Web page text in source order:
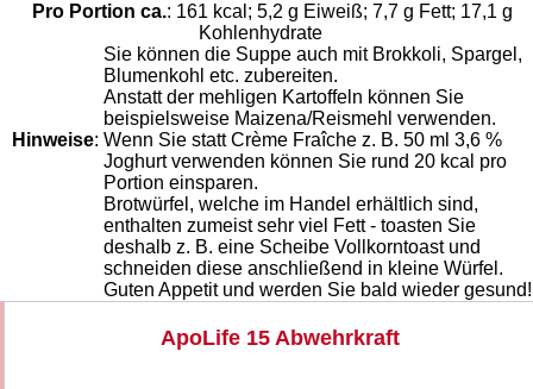
Pro Portion ca.: 161 kcal; 5,2 g Eiweiß; 7,7 g Fett; 17,1 g
Kohlenhydrate
Hinweise:
Sie können die Suppe auch mit Brokkoli, Spargel,
Blumenkohl etc. zubereiten.
Anstatt der mehligen Kartoffeln können Sie
beispielsweise Maizena/Reismehl verwenden.
Wenn Sie statt Crème Fraîche z. B. 50 ml 3,6 %
Joghurt verwenden können Sie rund 20 kcal pro
Portion einsparen.
Brotwürfel, welche im Handel erhältlich sind,
enthalten zumeist sehr viel Fett - toasten Sie
deshalb z. B. eine Scheibe Vollkorntoast und
schneiden diese anschließend in kleine Würfel.
Guten Appetit und werden Sie bald wieder gesund!
ApoLife 15 Abwehrkraft